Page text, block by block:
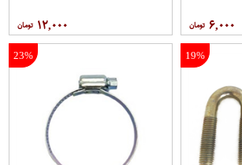
۶,۰۰۰ ۱۲,۰۰۰
19%
23%